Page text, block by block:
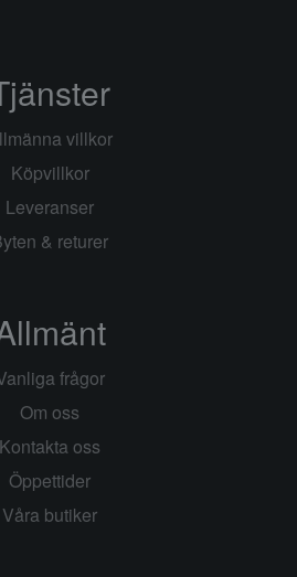
villkor
Köpvillkor
Leveranser
& returer
frågor
Om oss
Kontakta oss
Öppettider
Våra butiker